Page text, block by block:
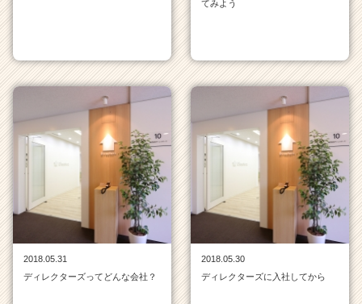
ャ
リ
ア
h
e
e
r
C
a
r
e
てみよう
2018.05.31
ディレクターズってどんな会社？
2018.05.30
ディレクターズに入社してから